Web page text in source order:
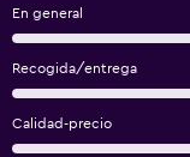
En general
Recogida/entrega
Calidad-precio